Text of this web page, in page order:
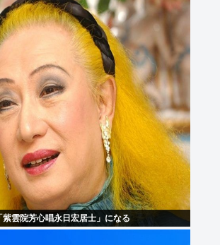
雲院芳心唱永日宏居士」になる